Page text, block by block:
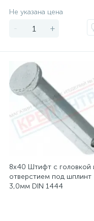
Не указана цена
- +
8х40 Штифт с головкой
отверстием под шплинт
3,0мм DIN 1444